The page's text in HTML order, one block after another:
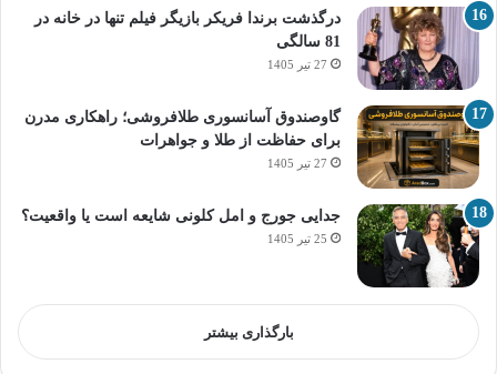
درگذشت برندا فریکر بازیگر فیلم تنها در خانه در
81 سالگی
27 تیر 1405
گاوصندوق آسانسوری طلافروشی؛ راهکاری مدرن
برای حفاظت از طلا و جواهرات
27 تیر 1405
جدایی جورج و امل کلونی شایعه است یا واقعیت؟
25 تیر 1405
بارگذاری بیشتر